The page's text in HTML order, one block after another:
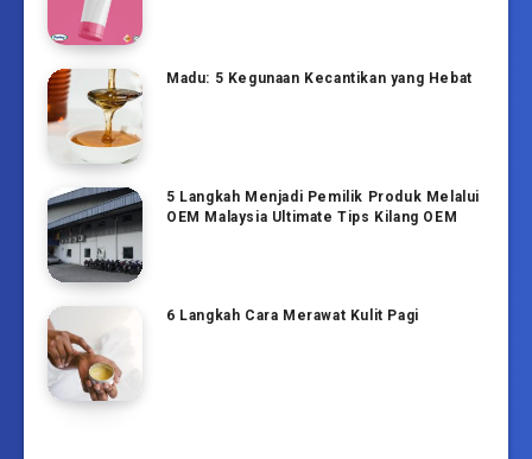
Madu: 5 Kegunaan Kecantikan yang Hebat
5 Langkah Menjadi Pemilik Produk Melalui
OEM Malaysia Ultimate Tips Kilang OEM
6 Langkah Cara Merawat Kulit Pagi